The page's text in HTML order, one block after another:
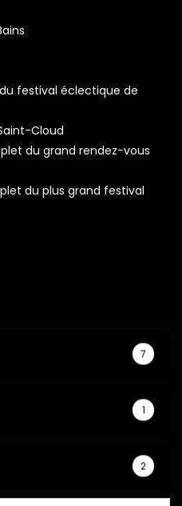
festival éclectique de
Cloud
du grand rendez-vous
du plus grand festival
7
1
2